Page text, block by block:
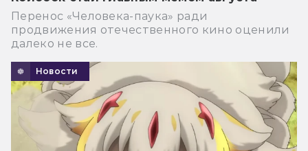
Перенос «Человека-паука» ради
продвижения отечественного кино оценили
далеко не все.
Новости